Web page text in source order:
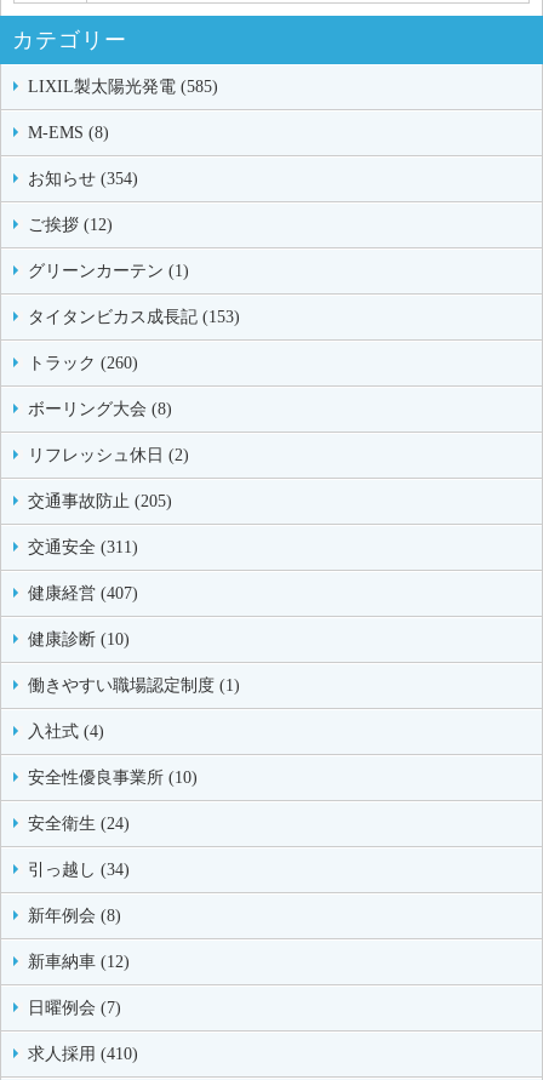
カテゴリー
LIXIL製太陽光発電 (585)
M-EMS (8)
お知らせ (354)
ご挨拶 (12)
グリーンカーテン (1)
タイタンビカス成長記 (153)
トラック (260)
ボーリング大会 (8)
リフレッシュ休日 (2)
交通事故防止 (205)
交通安全 (311)
健康経営 (407)
健康診断 (10)
働きやすい職場認定制度 (1)
入社式 (4)
安全性優良事業所 (10)
安全衛生 (24)
引っ越し (34)
新年例会 (8)
新車納車 (12)
日曜例会 (7)
求人採用 (410)